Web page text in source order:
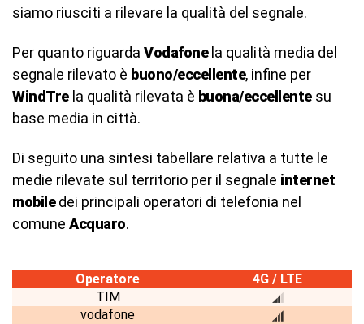
siamo riusciti a rilevare la qualità del segnale.
Per quanto riguarda Vodafonela qualità media del
segnale rilevato è buono/eccellente, infine per
WindTrela qualità rilevata è buona/eccellentesu
base media in città.
Di seguito una sintesi tabellare relativa a tutte le
medie rilevate sul territorio per il segnale internet
mobiledei principali operatori di telefonia nel
comune Acquaro.
Operatore
4G / LTE
TIM
vodafone